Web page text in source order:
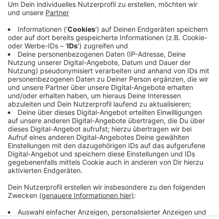
Anzeige
Landesbauministerin Ina Scharrenbach, die Stadt und
Vertreter der Bahn haben den Bahnhof offiziell
eingeweiht. In Coesfeld ist ein komplett neues
Bahnhofsgebäude unter anderem mit Geschäften und
Arztpraxen entstanden. Außerdem ist der Vorplatz neu
gestaltet und es gibt neue Fahrradparkplätze.
Anzeige
Anzeige